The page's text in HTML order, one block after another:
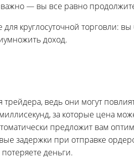
— вы все равно
круглосуточной торговли: вы
доход.
ведь они могут
за которые цена
предложит вам
задержки при отправке
деньги.